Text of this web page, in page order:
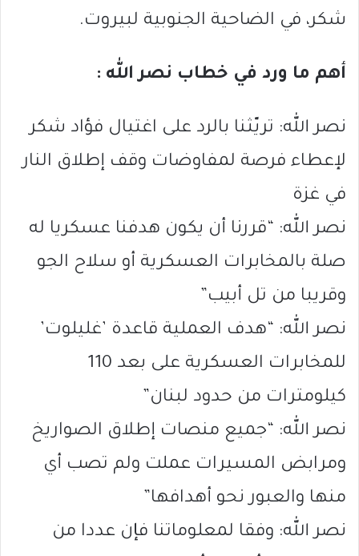
شكر، في الضاحية الجنوبية لبيروت.
أهم ما ورد في خطاب نصر الله :
نصر الله: تريّثنا بالرد على اغتيال فؤاد شكر
لإعطاء فرصة لمفاوضات وقف إطلاق النار
في غزة
نصر الله: “قررنا أن يكون هدفنا عسكريا له
صلة بالمخابرات العسكرية أو سلاح الجو
وقريبا من تل أبيب”
نصر الله: “هدف العملية قاعدة ’غليلوت’
للمخابرات العسكرية على بعد 110
كيلومترات من حدود لبنان”
نصر الله: “جميع منصات إطلاق الصواريخ
ومرابض المسيرات عملت ولم تصب أي
منها والعبور نحو أهدافها”
نصر الله: وفقا لمعلوماتنا فإن عددا من